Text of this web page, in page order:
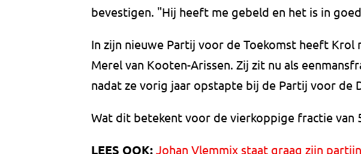
bevestigen. "Hij heeft me gebeld en het is in
In zijn nieuwe Partij voor de Toekomst heeft Krol
Merel van Kooten-Arissen. Zij zit nu als
nadat ze vorig jaar opstapte bij de Partij voor de
Wat dit betekent voor de vierkoppige fractie van
LEES OOK: Johan Vlemmix staat graag zijn